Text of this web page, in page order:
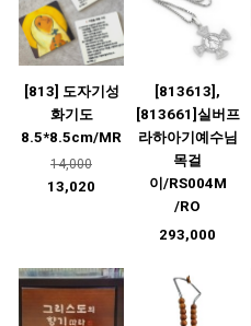
[813] 도자기성
화기도
8.5*8.5cm/MR
14,000
13,020
[813613],
[813661]실버프
라하아기예수님
목걸
이/RS004M
/RO
293,000